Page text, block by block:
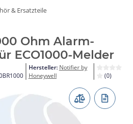
& Ersatzteile
Ohm Alarm-
ECO1000-Melder
Hersteller: Notifier by
Honeywell
(0)